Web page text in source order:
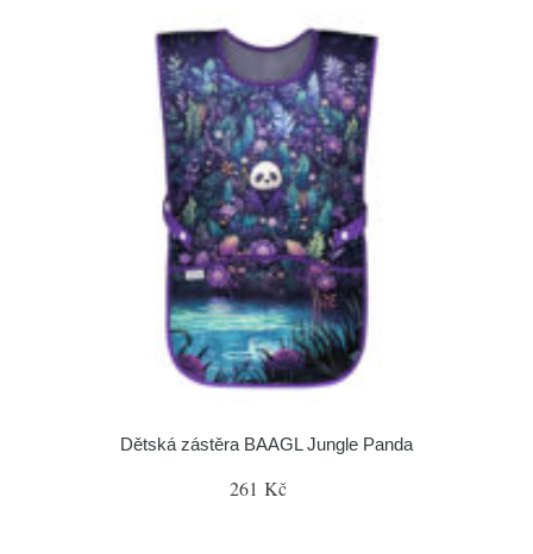
Dětská zástěra BAAGL Jungle Panda
261 Kč